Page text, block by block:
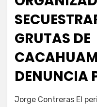
GRUTAS DE
DENUNCIA
Fernando Miranda
Jorge Contreras El